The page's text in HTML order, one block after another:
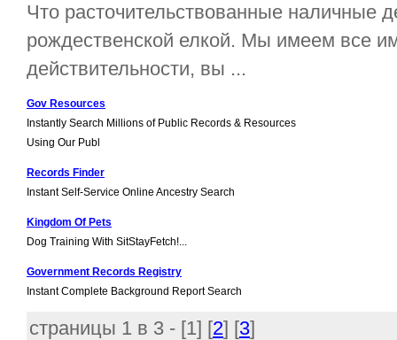
Что расточительствованные наличные
рождественской елкой. Мы имеем все
действительности, вы ...
Gov Resources
Instantly Search Millions of Public Records & Resources
Using Our Publ
Records Finder
Instant Self-Service Online Ancestry Search
Kingdom Of Pets
Dog Training With SitStayFetch!...
Government Records Registry
Instant Complete Background Report Search
страницы 1 в 3 - [1] [2] [3]